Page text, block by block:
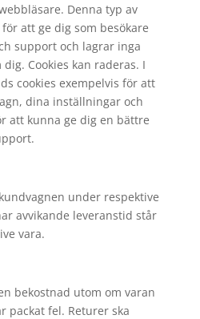
Denna typ av
att ge dig som besökare
support och lagrar inga
Cookies kan raderas. I
cookies exempelvis för att
dina inställningar och
att kunna ge dig en bättre
under respektive
avvikande leveranstid står
vara.
bekostnad utom om varan
packat fel. Returer ska